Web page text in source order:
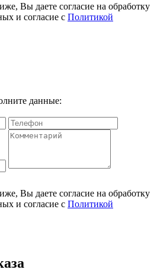
Вы даете согласие на обработку
и согласие с Политикой
данные:
Вы даете согласие на обработку
и согласие с Политикой